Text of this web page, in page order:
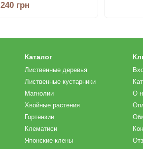
240 грн
Каталог
Лиственные деревья
Лиственные кустарники
Магнолии
Хвойные растения
Гортензии
Клематиси
Японские клены
О